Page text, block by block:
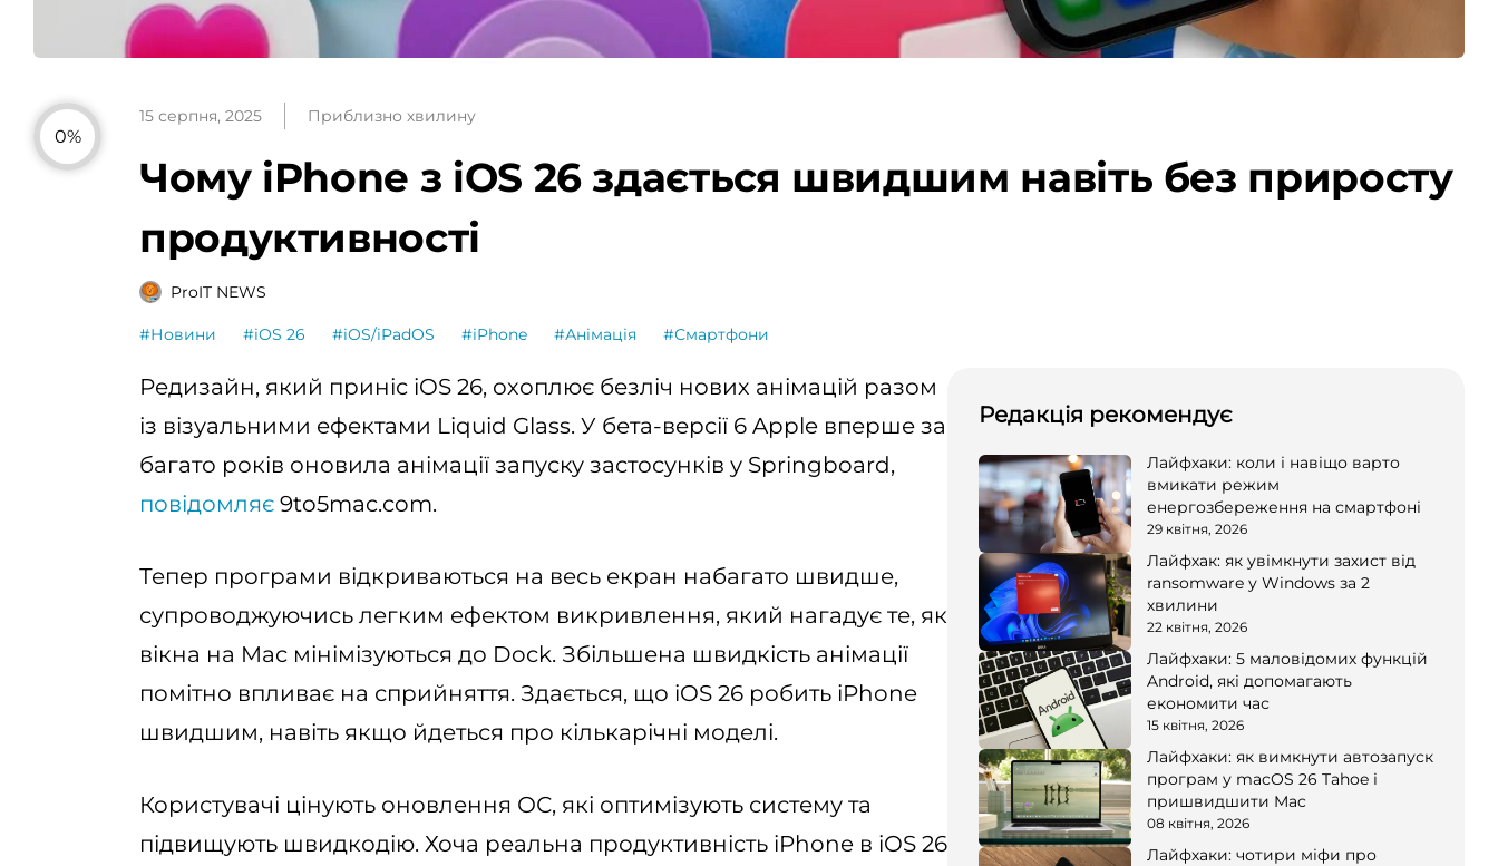
0%
15 серпня, 2025 Приблизно хвилину
Чому iPhone з iOS 26 здається швидшим навіть без приросту
продуктивності
ProIT NEWS
#Новини #iOS 26 #iOS/iPadOS #iPhone #Анімація #Смартфони
Редизайн, який приніс iOS 26, охоплює безліч нових анімацій разом
із візуальними ефектами Liquid Glass. У бета-версії 6 Apple вперше за
багато років оновила анімації запуску застосунків у Springboard,
повідомляє 9to5mac.com.
Тепер програми відкриваються на весь екран набагато швидше,
супроводжуючись легким ефектом викривлення, який нагадує те, як
вікна на Mac мінімізуються до Dock. Збільшена швидкість анімації
помітно впливає на сприйняття. Здається, що iOS 26 робить iPhone
швидшим, навіть якщо йдеться про кількарічні моделі.
Користувачі цінують оновлення ОС, які оптимізують систему та
підвищують швидкодію. Хоча реальна продуктивність iPhone в iOS 26
Редакція рекомендує
Лайфхаки: коли і навіщо варто
вмикати режим
енергозбереження на смартфоні
29 квітня, 2026
Лайфхак: як увімкнути захист від
ransomware у Windows за 2
хвилини
22 квітня, 2026
Лайфхаки: 5 маловідомих функцій
Android, які допомагають
економити час
15 квітня, 2026
Лайфхаки: як вимкнути автозапуск
програм у macOS 26 Tahoe і
пришвидшити Mac
08 квітня, 2026
Лайфхаки: чотири міфи про